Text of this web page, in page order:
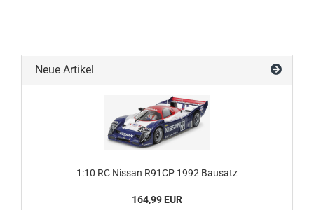
Neue Artikel
1:10 RC Nissan R91CP 1992 Bausatz
164,99 EUR